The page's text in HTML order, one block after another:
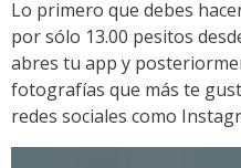
Lo primero que debes
por sólo 13.00 pesitos
abres tu app y
fotografías que más te
redes sociales como